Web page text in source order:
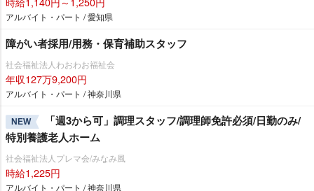
アルバイト・パート / 愛知県
障がい者採用/用務・保育補助スタッフ
社会福祉法人わおわお福祉会
年収127万9,200円
アルバイト・パート / 神奈川県
NEW
「週3から可」調理スタッフ/調理師免許必須/日勤のみ/
特別養護老人ホーム
社会福祉法人プレマ会/みなみ風
時給1,225円
アルバイト・パート / 神奈川県